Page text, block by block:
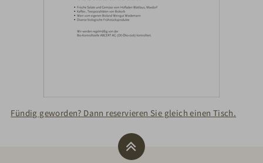
Fündig geworden? Dann reservieren Sie gleich einen Tisch.